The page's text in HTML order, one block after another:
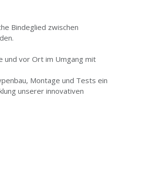
Bindeglied zwischen
und vor Ort im Umgang mit
Montage und Tests ein
unserer innovativen